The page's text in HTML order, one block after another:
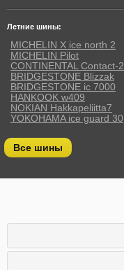
Летние шины:
MICHELIN X ice north 2
MICHELIN Pilot
CONTINENTAL Contact-2
BRIDGESTONE Blizzak
BRIDGESTONE ic 7000
HANKOOK w409
NOKIAN Hakkapeliitta7
YOKOHAMA ice guard 30
Все шины